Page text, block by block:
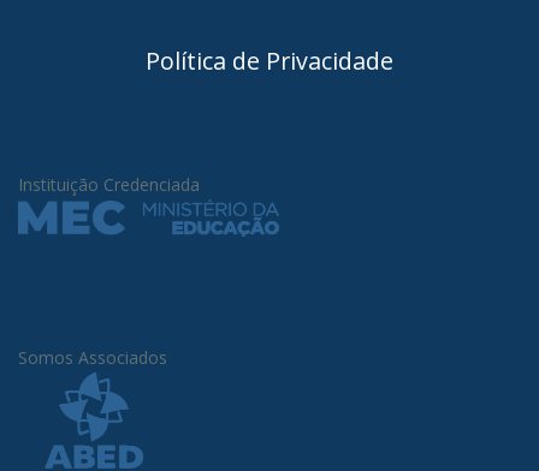
Política de Privacidade
Instituição Credenciada
Somos Associados